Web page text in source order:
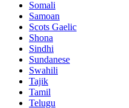
Somali
Samoan
Scots Gaelic
Shona
Sindhi
Sundanese
Swahili
Tajik
Tamil
Telugu